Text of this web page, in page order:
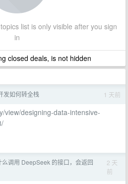
list is only visible after you sign
in
closed deals, is not hidden
发如何转全栈 1 天前
view/designing-data-intensive-
么调用 DeepSeek 的接口，会返回
2 天
前